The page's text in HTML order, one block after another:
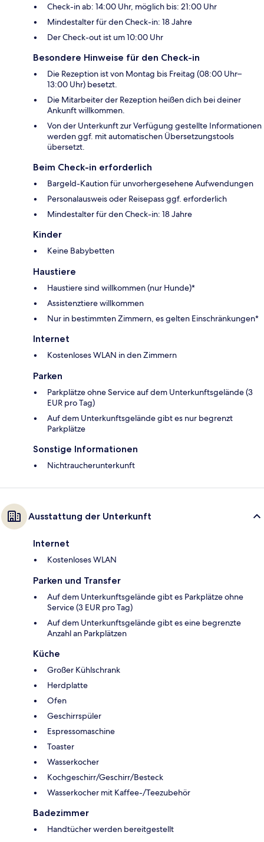
Check-in ab: 14:00 Uhr, möglich bis: 21:00 Uhr
Mindestalter für den Check-in: 18 Jahre
Der Check-out ist um 10:00 Uhr
Besondere Hinweise für den Check-in
Die Rezeption ist von Montag bis Freitag (08:00 Uhr–
13:00 Uhr) besetzt.
Die Mitarbeiter der Rezeption heißen dich bei deiner
Ankunft willkommen.
Von der Unterkunft zur Verfügung gestellte Informationen
werden ggf. mit automatischen Übersetzungstools
übersetzt.
Beim Check-in erforderlich
Bargeld-Kaution für unvorhergesehene Aufwendungen
Personalausweis oder Reisepass ggf. erforderlich
Mindestalter für den Check-in: 18 Jahre
Kinder
Keine Babybetten
Haustiere
Haustiere sind willkommen (nur Hunde)*
Assistenztiere willkommen
Nur in bestimmten Zimmern, es gelten Einschränkungen*
Internet
Kostenloses WLAN in den Zimmern
Parken
Parkplätze ohne Service auf dem Unterkunftsgelände (3
EUR pro Tag)
Auf dem Unterkunftsgelände gibt es nur begrenzt
Parkplätze
Sonstige Informationen
Nichtraucherunterkunft
Ausstattung der Unterkunft
Internet
Kostenloses WLAN
Parken und Transfer
Auf dem Unterkunftsgelände gibt es Parkplätze ohne
Service (3 EUR pro Tag)
Auf dem Unterkunftsgelände gibt es eine begrenzte
Anzahl an Parkplätzen
Küche
Großer Kühlschrank
Herdplatte
Ofen
Geschirrspüler
Espressomaschine
Toaster
Wasserkocher
Kochgeschirr/Geschirr/Besteck
Wasserkocher mit Kaffee-/Teezubehör
Badezimmer
Handtücher werden bereitgestellt